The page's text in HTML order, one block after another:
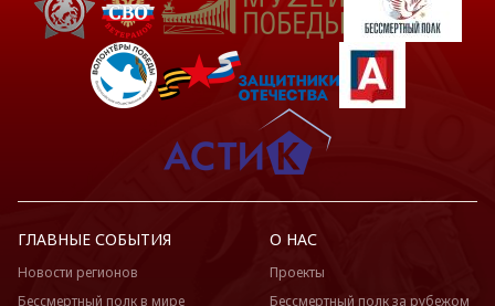
ГЛАВНЫЕ СОБЫТИЯ
Новости регионов
Бессмертный полк в мире
О НАС
Проекты
Бессмертный полк за рубежом